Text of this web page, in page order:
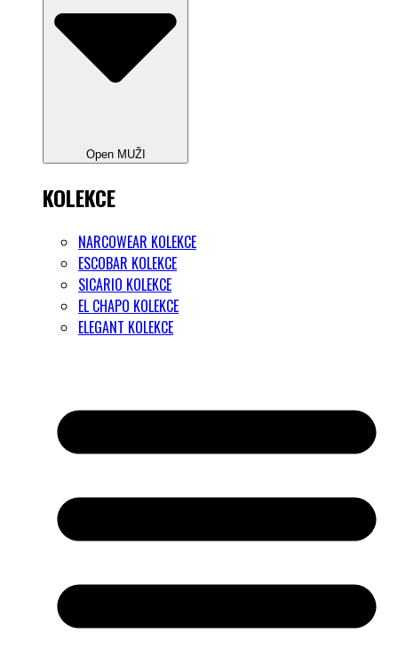
Open MUŽI
KOLEKCE
NARCOWEAR KOLEKCE
ESCOBAR KOLEKCE
SICARIO KOLEKCE
EL CHAPO KOLEKCE
ELEGANT KOLEKCE